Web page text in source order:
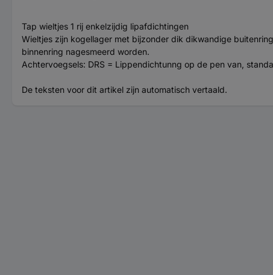
Tap wieltjes 1 rij enkelzijdig lipafdichtingen
Wieltjes zijn kogellager met bijzonder dik dikwandige
binnenring nagesmeerd worden.
Achtervoegsels: DRS = Lippendichtunng op de pen van,
De teksten voor dit artikel zijn automatisch vertaald.